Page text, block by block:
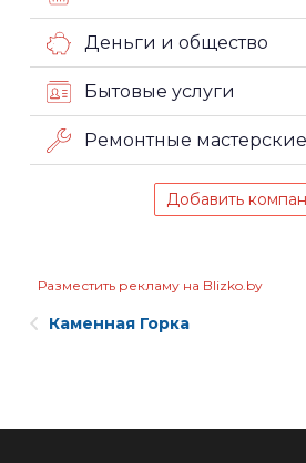
Деньги и общество
Бытовые услуги
Ремонтные мастерские
Добавить
Разместить рекламу на Blizko.by
Каменная Горка